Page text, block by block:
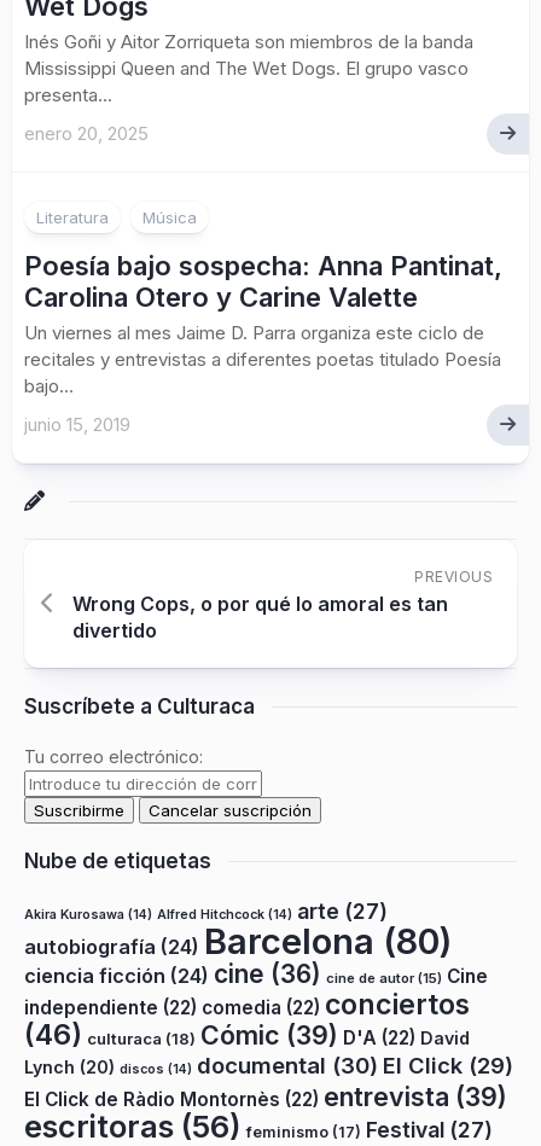
Inés Goñi y Aitor Zorriqueta son miembros de la banda
Mississippi Queen and The Wet Dogs. El grupo vasco
presenta...
enero 20, 2025
Literatura Música
Poesía bajo sospecha: Anna Pantinat,
Carolina Otero y Carine Valette
Un viernes al mes Jaime D. Parra organiza este ciclo de
recitales y entrevistas a diferentes poetas titulado Poesía
bajo...
junio 15, 2019
PREVIOUS
Wrong Cops, o por qué lo amoral es tan
divertido
Suscríbete a Culturaca
Tu correo electrónico:
Nube de etiquetas
Akira Kurosawa (14) Alfred Hitchcock (14) arte (27)
autobiografía (24) Barcelona (80)
ciencia ficción (24) cine (36) cine de autor(15) Cine
independiente (22) comedia (22) conciertos
(46) culturaca (18) Cómic (39) D'A (22) David
Lynch (20) discos (14) documental (30) El Click (29)
El Click de Ràdio Montornès (22) entrevista (39)
escritoras (56) feminismo (17) Festival (27)